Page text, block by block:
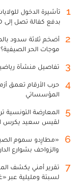
1
بدفع كفالة تصل إلى 20 ألف دولار
2
أضخم ثلاثة سدود
موجات الحر الصيفية؟
3 تفاصيل منشأة
4
حرب الأرقام تعمق
المؤسساتي
5
المعارضة التونسية
لقيس سعيد يكرس
6
«مطارِدو سموم
والزواحف بشوارع
7
تقرير أمني يكشف
لسبتة ومليلية عبر